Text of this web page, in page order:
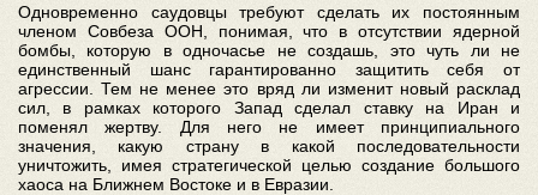
Одновременно саудовцы требуют сделать их постоянным
членом Совбеза ООН, понимая, что в отсутствии ядерной
бомбы, которую в одночасье не создашь, это чуть ли не
единственный шанс гарантированно защитить себя от
агрессии. Тем не менее это вряд ли изменит новый расклад
сил, в рамках которого Запад сделал ставку на Иран и
поменял жертву. Для него не имеет принципиального
значения, какую страну в какой последовательности
уничтожить, имея стратегической целью создание большого
хаоса на Ближнем Востоке и в Евразии.